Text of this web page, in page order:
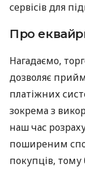
сервісів для
Про
Нагадаємо,
дозволяє
платіжних
зокрема з
наш час
поширеним
покупців, тому